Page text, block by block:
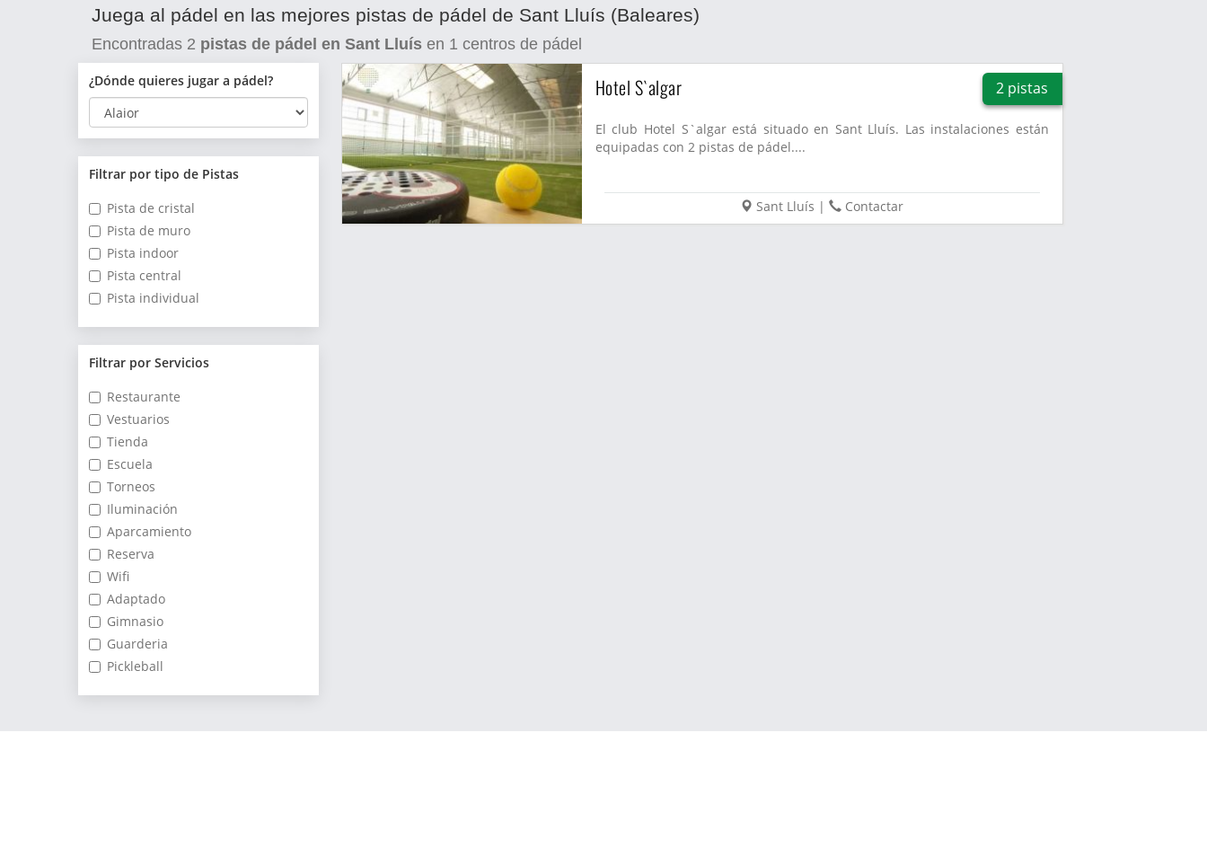
Juega al pádel en las mejores pistas de pádel de Sant Lluís (Baleares)
Encontradas 2 pistas de pádel en Sant Lluís en 1 centros de pádel
¿Dónde quieres jugar a pádel?
Filtrar por tipo de Pistas
Pista de cristal
Pista de muro
Pista indoor
Pista central
Pista individual
Filtrar por Servicios
Restaurante
Vestuarios
Tienda
Escuela
Torneos
Iluminación
Aparcamiento
Reserva
Wifi
Adaptado
Gimnasio
Guarderia
Pickleball
Hotel S`algar 2 pistas
El club Hotel S`algar está situado en Sant Lluís. Las instalaciones están
equipadas con 2 pistas de pádel....
Sant Lluís | Contactar